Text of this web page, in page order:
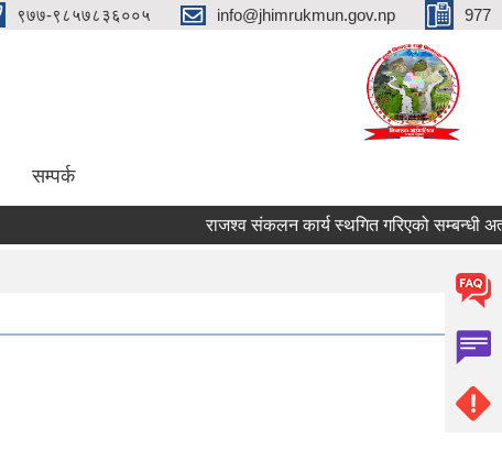
९७७-९८५७८३६००५ info@jhimrukmun.gov.np 977
सम्पर्क
राजश्व संकलन कार्य स्थगित गरिएको सम्बन्धी